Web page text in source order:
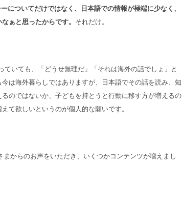
についてだけではなく、日本語での情報が極端に少なく、
ぁと思ったからです。 それだけ。
いても、「どうせ無理だ」「それは海外の話でしょ」と
は海外暮らしではありますが、日本語でその話を読み、知
のではないか、子どもを持とうと行動に移す方が増えるの
て欲しいというのが個人的な願いです。
からのお声をいただき、いくつかコンテンツが増えまし